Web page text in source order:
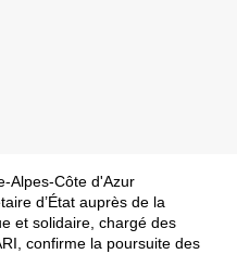
Alpes-Côte d'Azur
d’État auprès de la
et solidaire, chargé des
confirme la poursuite des